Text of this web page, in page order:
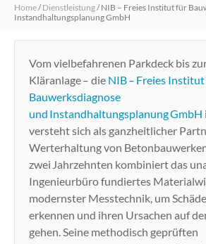
Home/Dienstleistung/NIB – Freies Institut für
Instandhaltungsplanung GmbH
Vom vielbefahrenen Parkdeck bis
Kläranlage – die NIB – Freies
Bauwerksdiagnose
und Instandhaltungsplanung GmbH
versteht sich als ganzheitlicher
Werterhaltung von
zwei Jahrzehnten kombiniert das
Ingenieurbüro fundiertes
modernster Messtechnik, um
erkennen und ihren Ursachen auf
gehen. Seine methodisch geprüften